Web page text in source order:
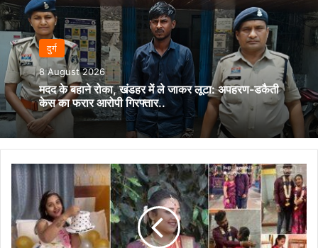
दुर्ग
8 August 2026
मदद के बहाने रोका, खंडहर में ले जाकर लूटा: अपहरण-डकैती
केस का फरार आरोपी गिरफ्तार..
सीक्रेट
शादी,
जहर
पीने
का
समझौता